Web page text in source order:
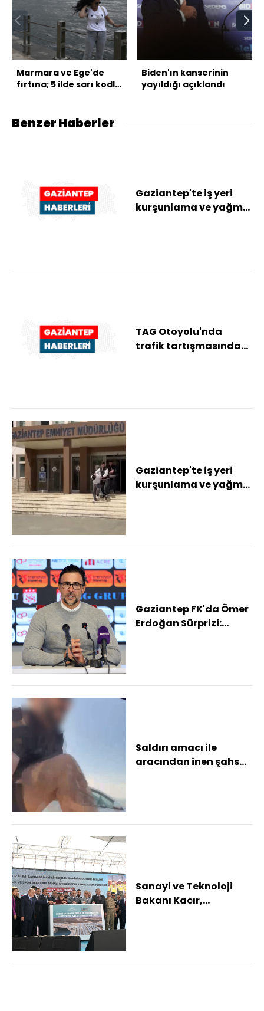
Marmara ve Ege'de
fırtına; 5 ilde sarı kodlu
Biden'ın kanserinin
yayıldığı açıklandı
Benzer Haberler
Gaziantep'te iş yeri
kurşunlama ve yağma
TAG Otoyolu'nda
trafik tartışmasında
Gaziantep'te iş yeri
kurşunlama ve yağma
Gaziantep FK'da Ömer
Erdoğan Sürprizi:
Saldırı amacı ile
aracından inen şahsa
Sanayi ve Teknoloji
Bakanı Kacır,